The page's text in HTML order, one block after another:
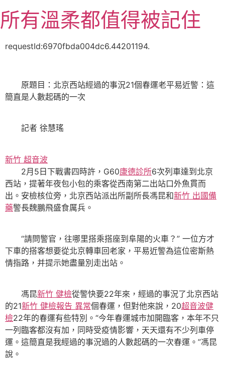
至
主所有溫柔都值得被記住
requestId:6970fbda004dc6.44201194.
原題目：北京西站經過的事況21個春運老平易近警：這
簡直是人數起碼的一次
記者 徐慧瑤
新竹 超音波
2月5日下戰書四時許，G60康德診所6次列車達到北京
西站，提著年夜包小包的乘客從西南第二出站口外魚貫而
出。安檢核位旁，北京西站派出所副所長馮昆和新竹 出國備
藥警長魏鵬飛盛食厲兵。
“請問警官，往哪里搭乘搭座到阜陽的火車？” 一位方才
下車的搭客想要從北京轉車回老家，平易近警為這位密斯熱
情指路，并提示她盡量別走出站。
馮昆新竹 健檢從警快要22年來，經過的事況了北京西站
的21新竹 健檢報告 異常個春運，但對他來說，20超音波健
檢22年的春運有些特別。“今年春運城市加開臨客，本年不只
一列臨客都沒有加，同時受疫情影響，天天還有不少列車停
運。這簡直是我經過的事況過的人數起碼的一次春運。”馮昆
說。